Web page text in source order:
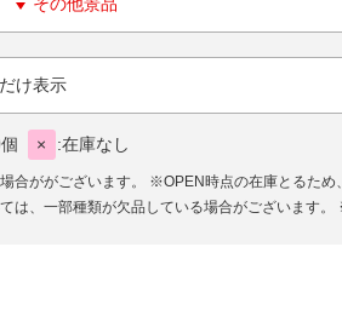
け表示
× 在庫なし
合ががございます。
※OPEN時点の在庫とるため
、一部種類が欠品している場合がございます。